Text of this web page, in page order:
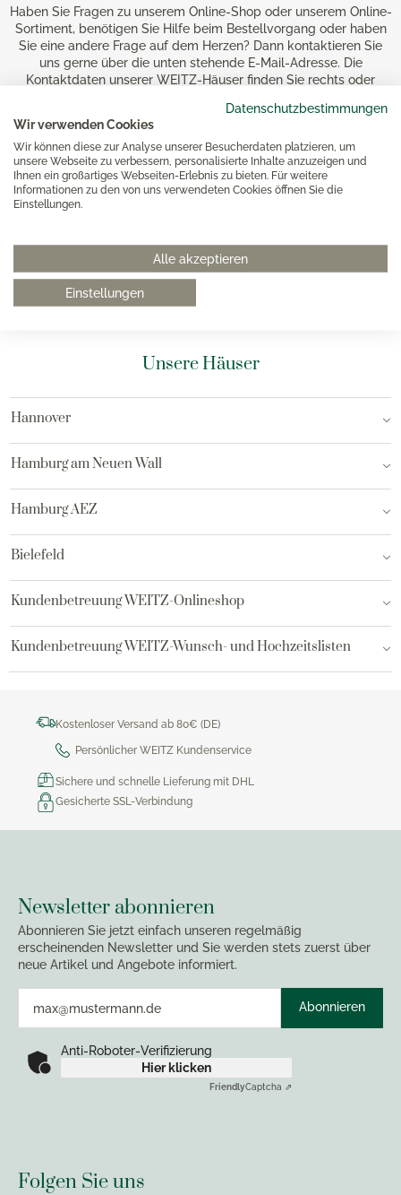
Datenschutzbestimmungen
Wir verwenden Cookies
Wir können diese zur Analyse unserer Besucherdaten platzieren, um
unsere Webseite zu verbessern, personalisierte Inhalte anzuzeigen und
Ihnen ein großartiges Webseiten-Erlebnis zu bieten. Für weitere
Informationen zu den von uns verwendeten Cookies öffnen Sie die
Einstellungen.
Alle akzeptieren
Einstellungen
Haben Sie Fragen zu unserem Online-Shop oder unserem Online-
Sortiment, benötigen Sie Hilfe beim Bestellvorgang oder haben
Sie eine andere Frage auf dem Herzen? Dann kontaktieren Sie
uns gerne über die unten stehende E-Mail-Adresse. Die
Kontaktdaten unserer WEITZ-Häuser finden Sie rechts oder
Anfrage kümmern.
online-buero@weitz-porzellan.de
Unsere Häuser
Hannover
Hamburg am Neuen Wall
Hamburg AEZ
Bielefeld
Kundenbetreuung WEITZ-Onlineshop
Kundenbetreuung WEITZ-Wunsch- und Hochzeitslisten
Kostenloser Versand ab 80€ (DE)
Persönlicher WEITZ Kundenservice
Sichere und schnelle Lieferung mit DHL
Gesicherte SSL-Verbindung
Newsletter abonnieren
Abonnieren Sie jetzt einfach unseren regelmäßig
erscheinenden Newsletter und Sie werden stets zuerst über
neue Artikel und Angebote informiert.
Abonnieren
Anti-Roboter-Verifizierung
Hier klicken
FriendlyCaptcha ⇗
Folgen Sie uns